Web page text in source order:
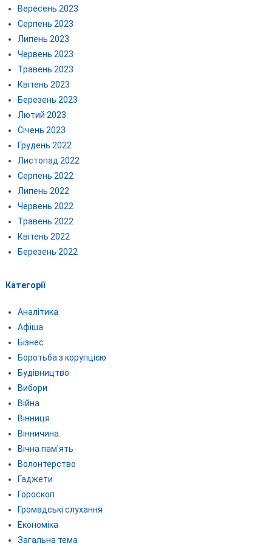
Вересень 2023
Серпень 2023
Липень 2023
Червень 2023
Травень 2023
Квітень 2023
Березень 2023
Лютий 2023
Січень 2023
Грудень 2022
Листопад 2022
Серпень 2022
Липень 2022
Червень 2022
Травень 2022
Квітень 2022
Березень 2022
Категорії
Аналітика
Афіша
Бізнес
Боротьба з корупцією
Будівництво
Вибори
Війна
Вінниця
Вінничина
Вічна пам'ять
Волонтерство
Гаджети
Гороскоп
Громадські слухання
Економіка
Загальна тема